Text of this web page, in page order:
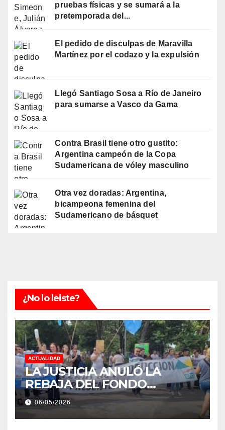
pruebas físicas y se sumará a la
pretemporada del...
El pedido de disculpas de Maravilla
Martínez por el codazo y la expulsión
Llegó Santiago Sosa a Río de Janeiro
para sumarse a Vasco da Gama
Contra Brasil tiene otro gustito:
Argentina campeón de la Copa
Sudamericana de vóley masculino
Otra vez doradas: Argentina,
bicampeona femenina del
Sudamericano de básquet
¿No lo leiste?
ACTUALIDAD
LA JUSTICIA ANULÓ LA
REBAJA DEL FONDO
ESTÍMULO A EMPLEADOS DE
PRODUCCIÓN DE LA
PROVINCIA DEL CHACO
06/05/2026